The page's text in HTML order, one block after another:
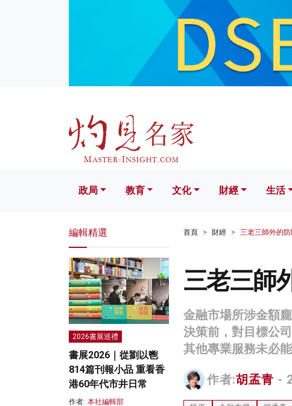
文化 財經 生活
政局 教育 文化 財經 生活
首頁 財經 三老三師外的
三老三師
金融市場所涉金額
決策前，對目標公
其他專業服務未必
作者:胡孟青 -
編輯精選
2026書展巡禮
書展2026｜從劉以鬯
814篇刊報小品 重看香
港60年代市井日常
作者: 本社編輯部